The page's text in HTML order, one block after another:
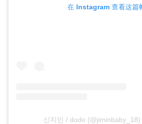
在 Instagram 查看这篇
신지민 / dodo (@jiminbaby_18)